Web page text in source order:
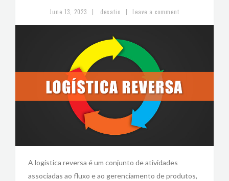
June 13, 2023 | desafio | Leave a comment
A logística reversa é um conjunto de atividades
associadas ao fluxo e ao gerenciamento de produtos,